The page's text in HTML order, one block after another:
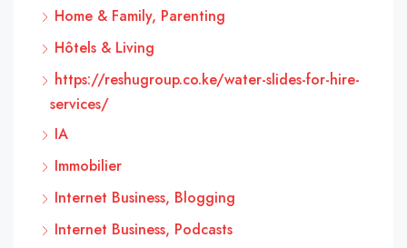
Home & Family, Parenting
Hôtels & Living
https://reshugroup.co.ke/water-slides-for-hire-
services/
IA
Immobilier
Internet Business, Blogging
Internet Business, Podcasts